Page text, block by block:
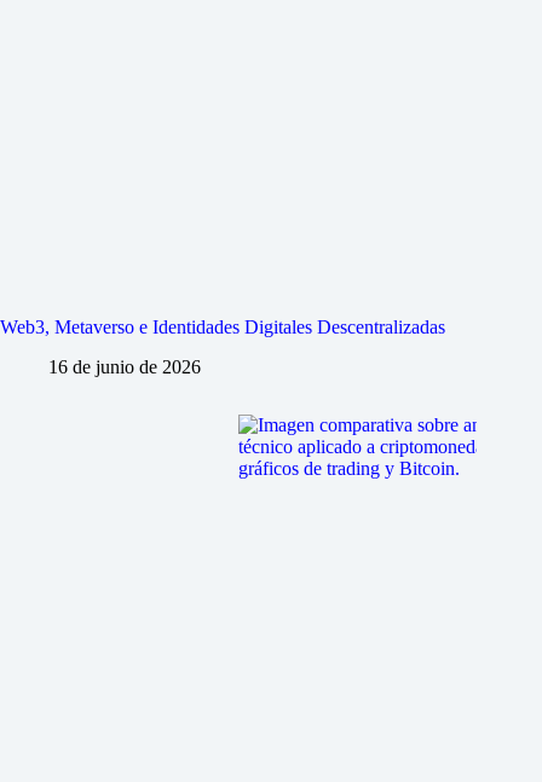
Web3, Metaverso e Identidades Digitales Descentralizadas
16 de junio de 2026